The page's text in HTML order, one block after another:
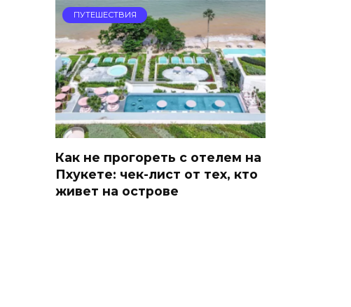
ПУТЕШЕСТВИЯ
Как не прогореть с отелем на
Пхукете: чек-лист от тех, кто
живет на острове